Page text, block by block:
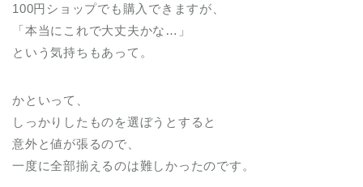
100円ショップでも購入できますが、
「本当にこれで大丈夫かな…」
という気持ちもあって。
かといって、
しっかりしたものを選ぼうとすると
意外と値が張るので、
一度に全部揃えるのは難しかったのです。